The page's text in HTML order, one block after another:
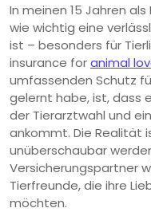
In meinen 15 Jahren
wie wichtig eine
ist – besonders für
insurance foranimal
umfassenden Schutz
gelernt habe, ist, dass
der Tierarztwahl und
ankommt. Die Realität
unüberschaubar
Versicherungspartner
Tierfreunde, die ihre
möchten.